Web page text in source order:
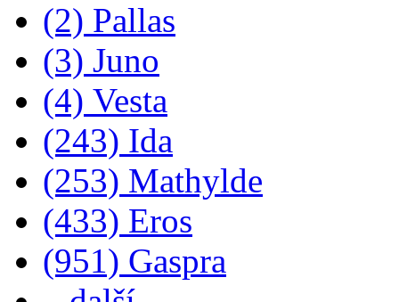
(2) Pallas
(3) Juno
(4) Vesta
(243) Ida
(253) Mathylde
(433) Eros
(951) Gaspra